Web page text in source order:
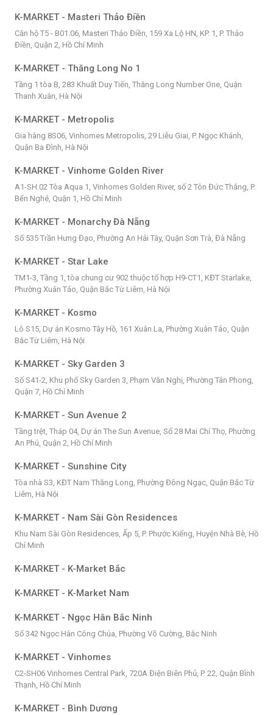
K-MARKET - Masteri Thảo Điền
Căn hộ T5 - B01.06, Masteri Thảo Điền, 159 Xa Lộ HN, KP. 1, P. Thảo
Điền, Quận 2, Hồ Chí Minh
K-MARKET - Thăng Long No 1
Tầng 1 tòa B, 283 Khuất Duy Tiến, Thăng Long Number One, Quận
Thanh Xuân, Hà Nội
K-MARKET - Metropolis
Gia hàng 8S06, Vinhomes Metropolis, 29 Liễu Giai, P. Ngọc Khánh,
Quận Ba Đình, Hà Nội
K-MARKET - Vinhome Golden River
A1-SH.02 Tòa Aqua 1, Vinhomes Golden River, số 2 Tôn Đức Thắng, P.
Bến Nghé, Quận 1, Hồ Chí Minh
K-MARKET - Monarchy Đà Nẵng
Số 535 Trần Hưng Đạo, Phường An Hải Tây, Quận Sơn Trà, Đà Nẵng
K-MARKET - Star Lake
TM1-3, Tầng 1, tòa chung cư 902 thuộc tổ hợp H9-CT1, KĐT Starlake,
Phường Xuân Tảo, Quận Bắc Từ Liêm, Hà Nội
K-MARKET - Kosmo
Lô S15, Dự án Kosmo Tây Hồ, 161 Xuân La, Phường Xuân Tảo, Quận
Bắc Từ Liêm, Hà Nội
K-MARKET - Sky Garden 3
Số S41-2, Khu phố Sky Garden 3, Phạm Văn Nghị, Phường Tân Phong,
Quận 7, Hồ Chí Minh
K-MARKET - Sun Avenue 2
Tầng trệt, Tháp 04, Dự án The Sun Avenue, Số 28 Mai Chí Thọ, Phường
An Phú, Quận 2, Hồ Chí Minh
K-MARKET - Sunshine City
Tòa nhà S3, KĐT Nam Thăng Long, Phường Đông Ngạc, Quận Bắc Từ
Liêm, Hà Nội
K-MARKET - Nam Sài Gòn Residences
Khu Nam Sài Gòn Residences, Ấp 5, P. Phước Kiểng, Huyện Nhà Bè, Hồ
Chí Minh
K-MARKET - K-Market Bắc
K-MARKET - K-Market Nam
K-MARKET - Ngọc Hân Bắc Ninh
Số 342 Ngọc Hân Công Chúa, Phường Võ Cường, Bắc Ninh
K-MARKET - Vinhomes
C2-SH06 Vinhomes Central Park, 720A Điện Biên Phủ, P. 22, Quận Bình
Thạnh, Hồ Chí Minh
K-MARKET - Bình Dương